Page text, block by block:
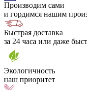
Производим сами
и гордимся нашим
Быстрая доставка
за 24 часа или даже
Экологичность
наш приоритет